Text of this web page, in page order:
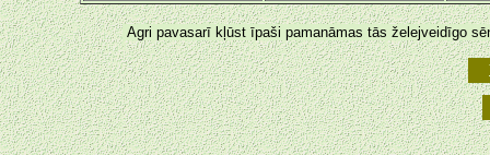
Agri pavasarī kļūst īpaši pamanāmas tās želejveidīgo